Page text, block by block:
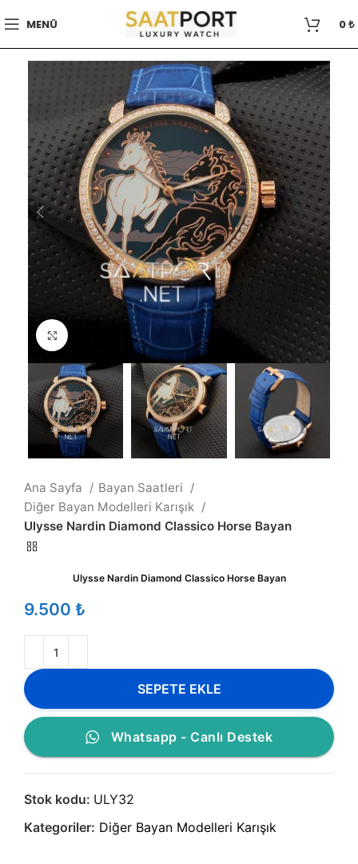
MENÜ 0₺
Büyütmek için tıklayın
Ana Sayfa
Bayan Saatleri
Diğer Bayan Modelleri Karışık
Ulysse Nardin Diamond Classico Horse Bayan
Ulysse Nardin Diamond Classico Horse Bayan
₺
SEPETE EKLE
Whatsapp - Canlı Destek
Stok kodu: ULY32
Kategoriler: Diğer Bayan Modelleri Karışık